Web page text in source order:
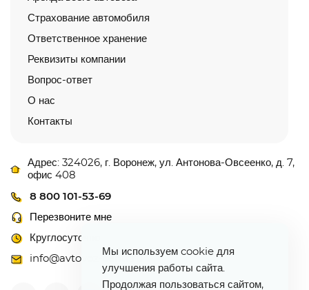
Страхование автомобиля
Ответственное хранение
Реквизиты компании
Вопрос-ответ
О нас
Контакты
Адрес: 324026, г. Воронеж, ул. Антонова-Овсеенко, д. 7,
офис 408
8 800 101-53-69
Перезвоните мне
Круглосуточно
info@avtovoz-centr.ru
Мы используем cookie для
улучшения работы сайта.
Продолжая пользоваться сайтом,